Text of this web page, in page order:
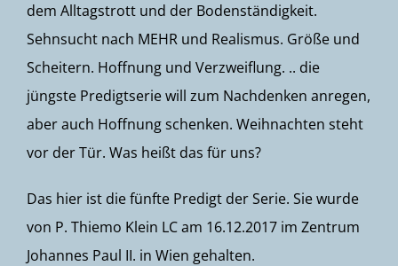
dem Alltagstrott und der Bodenständigkeit.
Sehnsucht nach MEHR und Realismus. Größe und
Scheitern. Hoffnung und Verzweiflung. .. die
jüngste Predigtserie will zum Nachdenken anregen,
aber auch Hoffnung schenken. Weihnachten steht
vor der Tür. Was heißt das für uns?
Das hier ist die fünfte Predigt der Serie. Sie wurde
von P. Thiemo Klein LC am 16.12.2017 im Zentrum
Johannes Paul II. in Wien gehalten.